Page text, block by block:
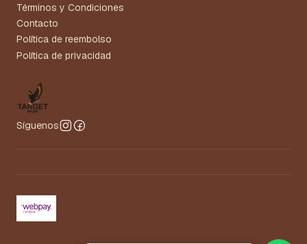
Términos y Condiciones
Contacto
Política de reembolso
Política de privacidad
Síguenos